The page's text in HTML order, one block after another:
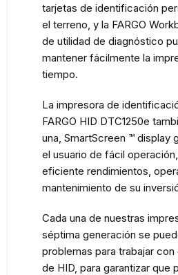
tarjetas de identificación
el terreno, y la FARGO
de utilidad de diagnóstico
mantener fácilmente la
tiempo.
La impresora de
FARGO HID DTC1250e
una, SmartScreen ™ display
el usuario de fácil
eficiente rendimientos,
mantenimiento de su
Cada una de nuestras
séptima generación se
problemas para trabajar
de HID, para garantizar que